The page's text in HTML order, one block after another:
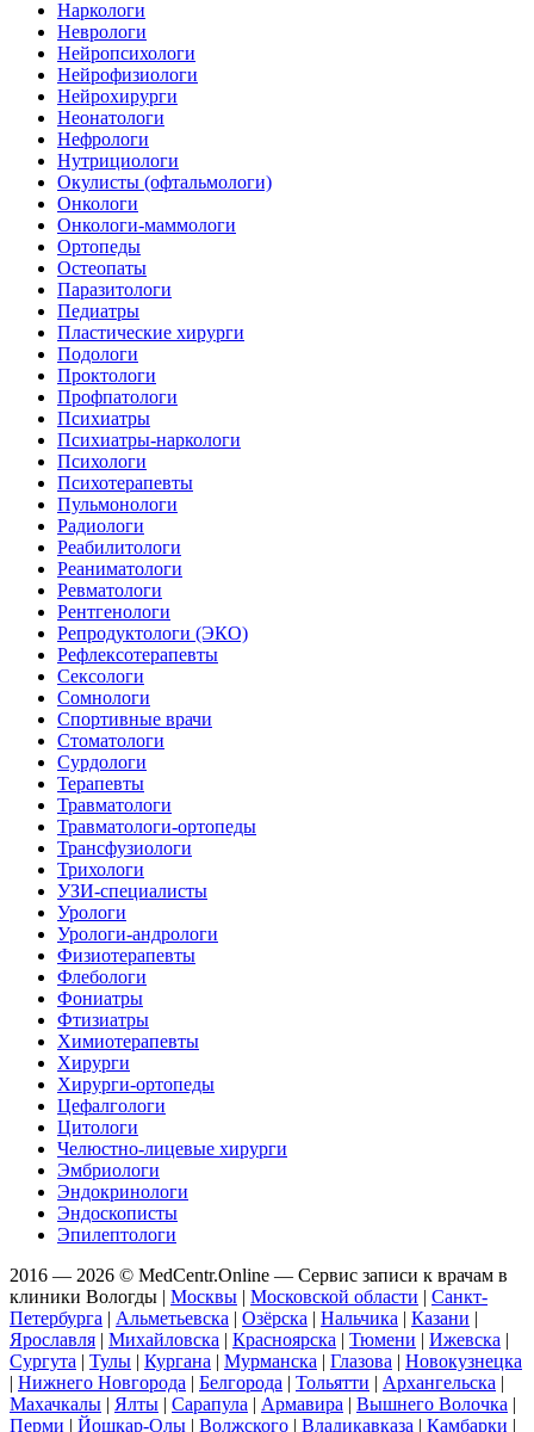
Наркологи
Неврологи
Нейропсихологи
Нейрофизиологи
Нейрохирурги
Неонатологи
Нефрологи
Нутрициологи
Окулисты (офтальмологи)
Онкологи
Онкологи-маммологи
Ортопеды
Остеопаты
Паразитологи
Педиатры
Пластические хирурги
Подологи
Проктологи
Профпатологи
Психиатры
Психиатры-наркологи
Психологи
Психотерапевты
Пульмонологи
Радиологи
Реабилитологи
Реаниматологи
Ревматологи
Рентгенологи
Репродуктологи (ЭКО)
Рефлексотерапевты
Сексологи
Сомнологи
Спортивные врачи
Стоматологи
Сурдологи
Терапевты
Травматологи
Травматологи-ортопеды
Трансфузиологи
Трихологи
УЗИ-специалисты
Урологи
Урологи-андрологи
Физиотерапевты
Флебологи
Фониатры
Фтизиатры
Химиотерапевты
Хирурги
Хирурги-ортопеды
Цефалгологи
Цитологи
Челюстно-лицевые хирурги
Эмбриологи
Эндокринологи
Эндоскописты
Эпилептологи
2016 — 2026 © MedCentr.Online — Сервис записи к врачам в
клиники Вологды | Москвы | Московской области | Санкт-
Петербурга | Альметьевска | Озёрска | Нальчика | Казани |
Ярославля | Михайловска | Красноярска | Тюмени | Ижевска |
Сургута | Тулы | Кургана | Мурманска | Глазова | Новокузнецка
| Нижнего Новгорода | Белгорода | Тольятти | Архангельска |
Махачкалы | Ялты | Сарапула | Армавира | Вышнего Волочка |
Перми | Йошкар-Олы | Волжского | Владикавказа | Камбарки |